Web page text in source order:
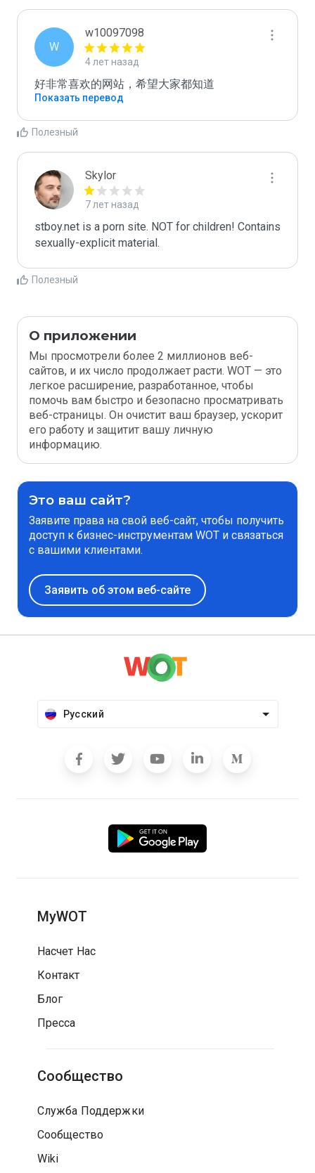
W
w10097098
4 лет назад
好非常喜欢的网站，希望大家都知道
Показать перевод
Полезный
Skylor
7 лет назад
stboy.net is a porn site. NOT for children! Contains
sexually-explicit material.
Полезный
О приложении
Мы просмотрели более 2 миллионов веб-
сайтов, и их число продолжает расти. WOT — это
легкое расширение, разработанное, чтобы
помочь вам быстро и безопасно просматривать
веб-страницы. Он очистит ваш браузер, ускорит
его работу и защитит вашу личную
информацию.
Это ваш сайт?
Заявите права на свой веб-сайт, чтобы получить
доступ к бизнес-инструментам WOT и связаться
с вашими клиентами.
Заявить об этом веб-сайте
Русский
MyWOT
Насчет Нас
Контакт
Блог
Пресса
Сообщество
Служба Поддержки
Сообщество
Wiki